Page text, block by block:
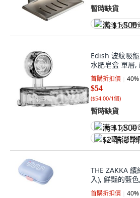
暫時缺貨
满 $1,500 再
Edish 波紋吸
水肥皂盒 單層,
首購折扣價 40%
$54
($54.00/1個)
暫時缺貨
满 $1,500 再
$2 酷澎幣回
THE ZAKKA
入), 鮮豔的藍
首購折扣價 40%